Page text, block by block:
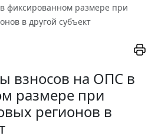
фиксированном размере при
в другой субъект
взносов на ОПС в
размере при
регионов в